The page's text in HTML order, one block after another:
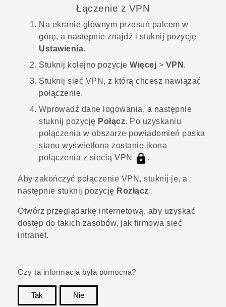
Łączenie z VPN
Na ekranie głównym przesuń palcem w
górę, a następnie znajdź i stuknij pozycję
Ustawienia.
Stuknij kolejno pozycje Więcej > VPN .
Stuknij sieć VPN, z którą chcesz nawiązać
połączenie.
Wprowadź dane logowania, a następnie
stuknij pozycję Połącz. Po uzyskaniu
połączenia w obszarze powiadomień paska
stanu wyświetlona zostanie ikona
połączenia z siecią VPN
.
Aby zakończyć połączenie VPN, stuknij je, a
następnie stuknij pozycję Rozłącz.
Otwórz przeglądarkę internetową, aby uzyskać
dostęp do takich zasobów, jak firmowa sieć
intranet.
Czy ta informacja była pomocna?
Tak
Nie